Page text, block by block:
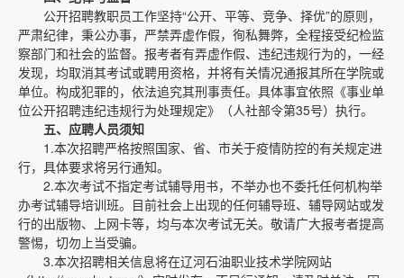
公开招聘教职员工作坚持“公开、平等、竞争、择优”的原则，
严肃纪律，秉公办事，严禁弄虚作假，徇私舞弊，全程接受纪检监
察部门和社会的监督。报考者有弄虚作假、违纪违规行为的，一经
发现，均取消其考试或聘用资格，并将有关情况通报其所在学院或
单位。构成犯罪的，依法追究其刑事责任。具体事宜依照《事业单
位公开招聘违纪违规行为处理规定》（人社部令第35号）执行。
五、应聘人员须知
1.本次招聘严格按照国家、省、市关于疫情防控的有关规定进
行，具体要求将另行通知。
2.本次考试不指定考试辅导用书，不举办也不委托任何机构举
办考试辅导培训班。目前社会上出现的任何辅导班、辅导网站或发
行的出版物、上网卡等，均与本次考试无关。敬请广大报考者提高
警惕，切勿上当受骗。
3.本次招聘相关信息将在辽河石油职业技术学院网站